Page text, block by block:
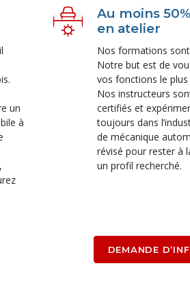
un
à
Au moins
en atelier
Nos formations
Notre but est de
vos fonctions le
Nos instructeurs
certifiés et
toujours dans
de mécanique
révisé pour rester à
un profil recherché.
DEMANDE